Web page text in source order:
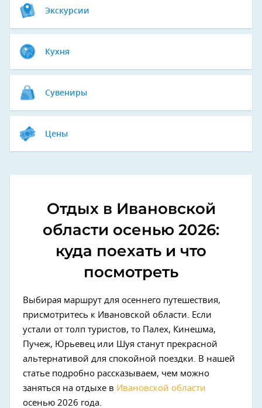
Экскурсии
Кухня
Сувениры
Цены
Отдых в Ивановской
области осенью 2026:
куда поехать и что
посмотреть
Выбирая маршрут для осеннего путешествия,
присмотритесь к Ивановской области. Если
устали от толп туристов, то Палех, Кинешма,
Пучеж, Юрьевец или Шуя станут прекрасной
альтернативой для спокойной поездки. В нашей
статье подробно рассказываем, чем можно
заняться на отдыхе в Ивановской области
осенью 2026 года.